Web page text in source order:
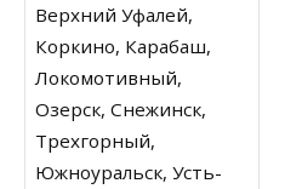
Верхний Уфалей,
Коркино, Карабаш,
Локомотивный,
Озерск, Снежинск,
Трехгорный,
Южноуральск, Усть-